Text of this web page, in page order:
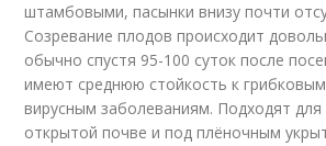
штамбовыми, пасынки внизу почти
Созревание плодов происходит
обычно спустя 95-100 суток после
имеют среднюю стойкость к
вирусным заболеваниям. Подходят для
открытой почве и под плёночным